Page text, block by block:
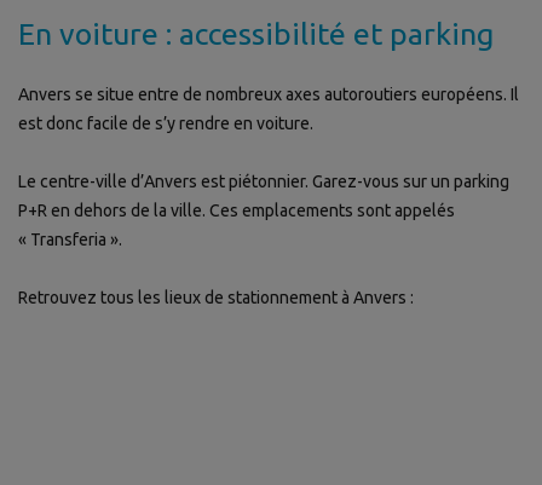
En voiture : accessibilité et parking
Anvers se situe entre de nombreux axes autoroutiers européens. Il
est donc facile de s’y rendre en voiture.
Le centre-ville d’Anvers est piétonnier. Garez-vous sur un parking
P+R en dehors de la ville. Ces emplacements sont appelés
« Transferia ».
Retrouvez tous les lieux de stationnement à Anvers :